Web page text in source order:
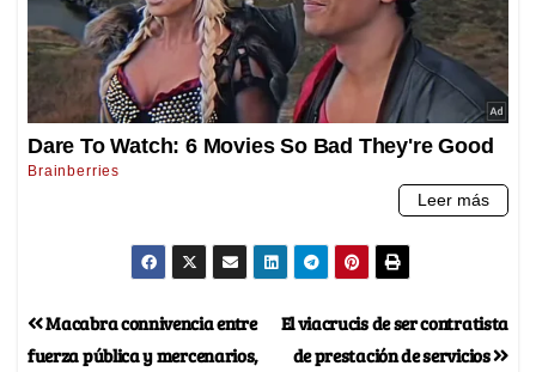
El viacrucis de ser contratista
de prestación de servicios
Macabra connivencia entre
fuerza pública y mercenarios,